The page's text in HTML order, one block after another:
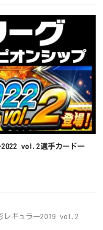
2022 vol.2選手カード一
レギュラー2019 vol.2